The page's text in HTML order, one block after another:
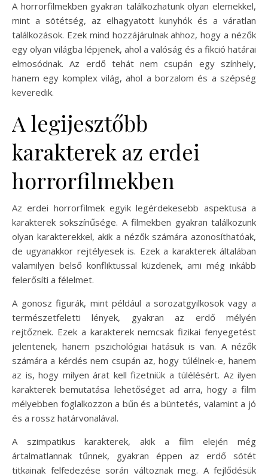
A horrorfilmekben gyakran találkozhatunk olyan elemekkel,
mint a sötétség, az elhagyatott kunyhók és a váratlan
találkozások. Ezek mind hozzájárulnak ahhoz, hogy a nézők
egy olyan világba lépjenek, ahol a valóság és a fikció határai
elmosódnak. Az erdő tehát nem csupán egy színhely,
hanem egy komplex világ, ahol a borzalom és a szépség
keveredik.
A legijesztőbb
karakterek az erdei
horrorfilmekben
Az erdei horrorfilmek egyik legérdekesebb aspektusa a
karakterek sokszínűsége. A filmekben gyakran találkozunk
olyan karakterekkel, akik a nézők számára azonosíthatóak,
de ugyanakkor rejtélyesek is. Ezek a karakterek általában
valamilyen belső konfliktussal küzdenek, ami még inkább
felerősíti a félelmet.
A gonosz figurák, mint például a sorozatgyilkosok vagy a
természetfeletti lények, gyakran az erdő mélyén
rejtőznek. Ezek a karakterek nemcsak fizikai fenyegetést
jelentenek, hanem pszichológiai hatásuk is van. A nézők
számára a kérdés nem csupán az, hogy túlélnek-e, hanem
az is, hogy milyen árat kell fizetniük a túlélésért. Az ilyen
karakterek bemutatása lehetőséget ad arra, hogy a film
mélyebben foglalkozzon a bűn és a büntetés, valamint a jó
és a rossz határvonalával.
A szimpatikus karakterek, akik a film elején még
ártalmatlannak tűnnek, gyakran éppen az erdő sötét
titkainak felfedezése során változnak meg. A fejlődésük